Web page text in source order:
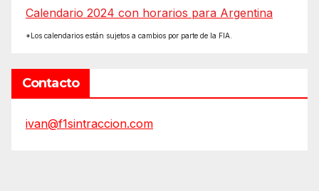
Calendario 2024 con horarios para Argentina
*Los calendarios están sujetos a cambios por parte de la FIA.
Contacto
ivan@f1sintraccion.com